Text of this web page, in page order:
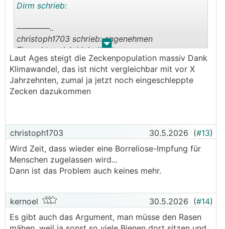
. .
Dirm schrieb:
──────..
christoph1703 schrieb: angenehmen
Flauschteppich hinbekommen
───────────────
Das weiß ich nicht. Vermutlich eher düngen.
Sonst wächst Klee & Co ganz nieder und du hast
──────..
Lu1994 schrieb: Zecken, würde ich das Gras
wachsen lassen wäre das eine Brutstätte,
───────────────
Kinder viel auf "Gstetten" unterwegs (mangels
eigenem Garten) und waren auch nicht voll
Zecken. Außer die wurden in den letzten 20
Jahren mehr.
Laut Ages steigt die Zeckenpopulation massiv Dank
Klimawandel, das ist nicht vergleichbar mit vor X
Jahrzehnten, zumal ja jetzt noch eingeschleppte
Zecken dazukommen
christoph1703 30.5.2026 (#13)
Wird Zeit, dass wieder eine Borreliose-Impfung für
Menschen zugelassen wird...
Dann ist das Problem auch keines mehr.
kernoel 30.5.2026 (#14)
Es gibt auch das Argument, man müsse den Rasen